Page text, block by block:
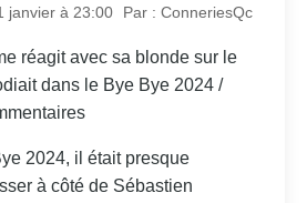
janvier à 23:00 Par : ConneriesQc
réagit avec sa blonde sur le
dans le Bye Bye 2024 /
2024, il était presque
à côté de Sébastien